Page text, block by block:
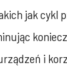
jak
i